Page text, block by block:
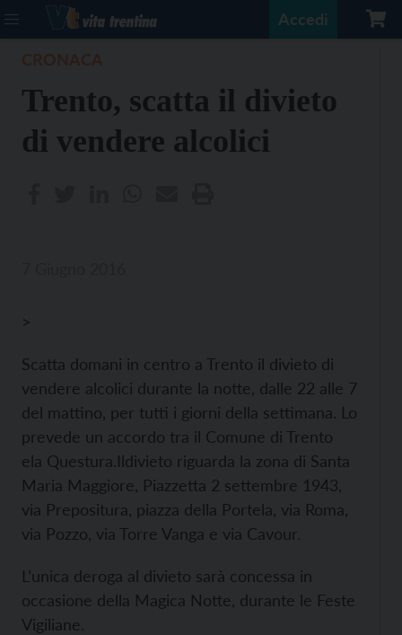
Accedi
Trento, scatta il divieto
di vendere alcolici
>
Scatta domani in centro a Trento il divieto di
vendere alcolici durante la notte, dalle 22 alle 7
del mattino, per tutti i giorni della settimana. Lo
prevede un accordo tra il Comune di Trento
ela Questura.Ildivieto riguarda la zona di Santa
Maria Maggiore, Piazzetta 2 settembre 1943,
via Prepositura, piazza della Portela, via Roma,
via Pozzo, via Torre Vanga e via Cavour.
L’unica deroga al divieto sarà concessa in
occasione della Magica Notte, durante le Feste
Vigiliane.